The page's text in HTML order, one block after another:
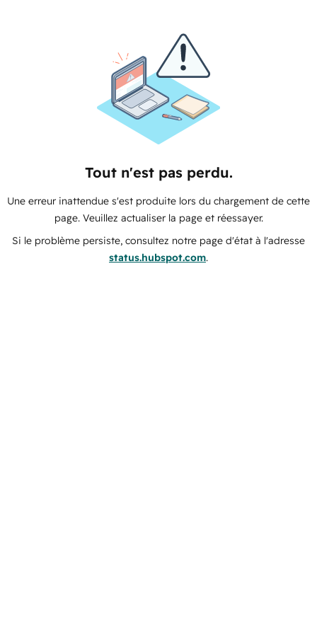
Tout n'est pas perdu.
Une erreur inattendue s'est produite lors du chargement de cette
page. Veuillez actualiser la page et réessayer.
Si le problème persiste, consultez notre page d'état à l'adresse
status.hubspot.com.